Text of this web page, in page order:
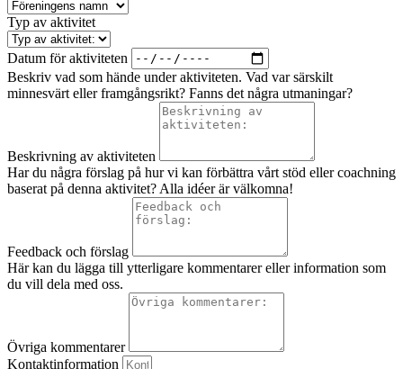
Typ av aktivitet
Datum för aktiviteten
Beskriv vad som hände under aktiviteten. Vad var särskilt
minnesvärt eller framgångsrikt? Fanns det några utmaningar?
Beskrivning av aktiviteten
Har du några förslag på hur vi kan förbättra vårt stöd eller coachning
baserat på denna aktivitet? Alla idéer är välkomna!
Feedback och förslag
Här kan du lägga till ytterligare kommentarer eller information som
du vill dela med oss.
Övriga kommentarer
Kontaktinformation